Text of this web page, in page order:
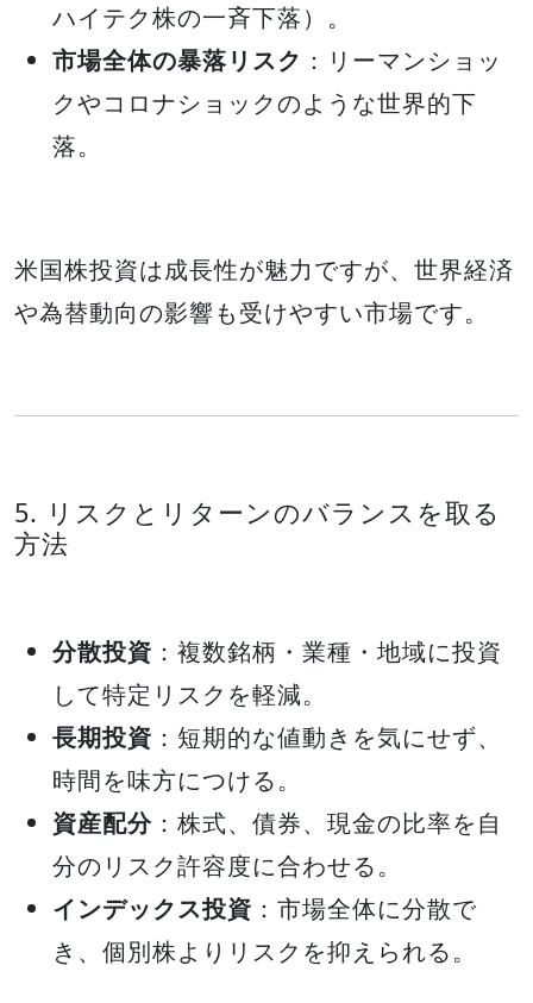
ハイテク株の一斉下落）。
市場全体の暴落リスク ：リーマンショッ
クやコロナショックのような世界的下
落。
米国株投資は成長性が魅力ですが、世界経済
や為替動向の影響も受けやすい市場です。
5. リスクとリターンのバランスを取る
方法
分散投資 ：複数銘柄・業種・地域に投資
して特定リスクを軽減。
長期投資 ：短期的な値動きを気にせず、
時間を味方につける。
資産配分 ：株式、債券、現金の比率を自
分のリスク許容度に合わせる。
インデックス投資 ：市場全体に分散で
き、個別株よりリスクを抑えられる。